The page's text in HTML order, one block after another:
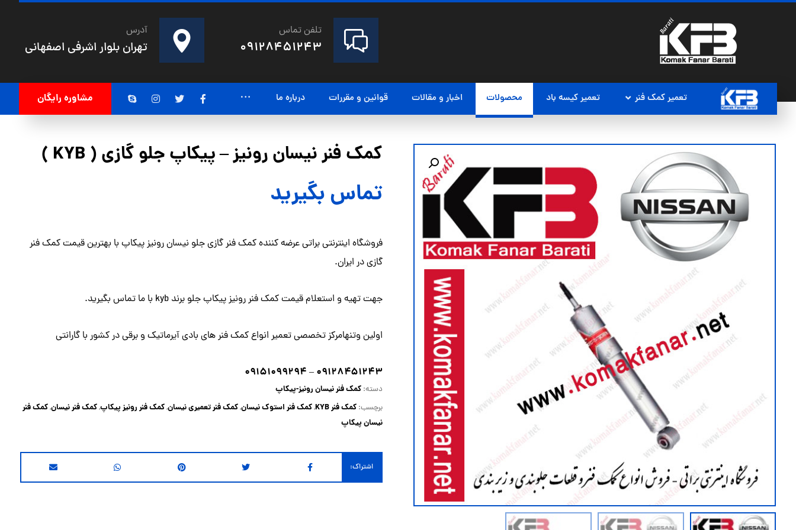
آدرس
تهران بلوار اشرفی اصفهانی
تلفن تماس
09128451243
تعمیر کمک فنر تعمیر کیسه باد محصولات اخبار و مقالات قوانین و مقررات درباره ما مشاوره رایگان
کمک فنر نیسان رونیز – پیکاپ جلو گازی ( KYB )
تماس بگیرید
فروشگاه اینترنتی براتی عرضه کننده كمک فنر گازی جلو نیسان رونیز پیکاپ با بهترین قیمتکمک فنر
گازی در ایران.
جهت تهیه و استعلام قیمت کمک فنر رونیز پیکاپ جلو برند kyb با ما تماسبگیرید.
اولین وتنهامرکز تخصصی تعمیر انواع کمک فنر های بادی آیرماتیک و برقی در کشور با گارانتی
۰۹۱۲۸۴۵۱۲۴۳ – ۰۹۱۵۱۰۹۹۲۹۴
دسته: کمک فنر نیسان رونیز-پیکاپ
برچسب: کمک فنر KYB ,کمک فنر استوک نیسان,کمک فنر تعمیری نیسان,کمک فنر رونیز پیکاپ,کمک فنر نیسان,کمک فنر
نیسان پیکاپ